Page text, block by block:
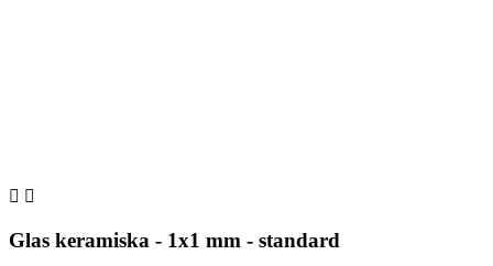
 
Glas keramiska - 1x1 mm - standard